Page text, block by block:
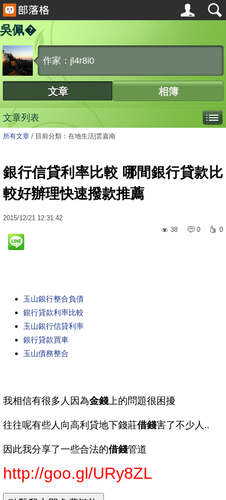
吳佩�
作家：jl4r8i0
文章 相簿
文章列表
所有文章 / 目前分類：在地生活|雲嘉南
銀行信貸利率比較 哪間銀行貸款比
較好辦理快速撥款推薦
2015/12/21 12:31:42
38
0 0
玉山銀行整合負債
銀行貸款利率比較
玉山銀行信貸利率
銀行貸款買車
玉山債務整合
我相信有很多人因為金錢 上的問題很困擾
往往呢有些人向高利貸地下錢莊借錢害了不少人..
因此我分享了一些合法的借錢管道
http://goo.gl/URy8ZL